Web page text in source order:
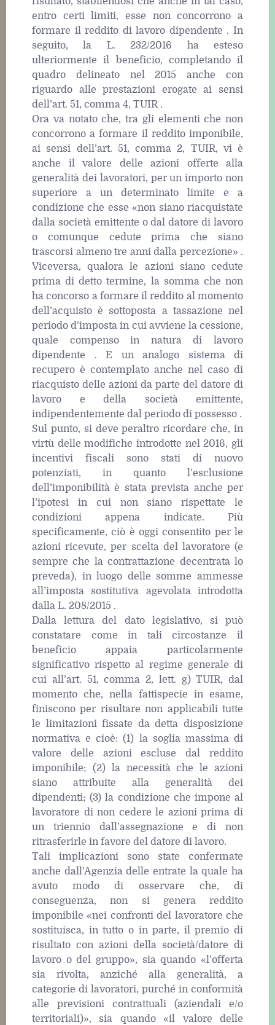
entro certi limiti, esse non concorrono a
formare il reddito di lavoro dipendente . In
seguito, la L. 232/2016 ha esteso
ulteriormente il beneficio, completando il
quadro delineato nel 2015 anche con
riguardo alle prestazioni erogate ai sensi
dell’art. 51, comma 4, TUIR .
Ora va notato che, tra gli elementi che non
concorrono a formare il reddito imponibile,
ai sensi dell’art. 51, comma 2, TUIR, vi è
anche il valore delle azioni offerte alla
generalità dei lavoratori, per un importo non
superiore a un determinato limite e a
condizione che esse «non siano riacquistate
dalla società emittente o dal datore di lavoro
o comunque cedute prima che siano
trascorsi almeno tre anni dalla percezione» .
Viceversa, qualora le azioni siano cedute
prima di detto termine, la somma che non
ha concorso a formare il reddito al momento
dell’acquisto è sottoposta a tassazione nel
periodo d’imposta in cui avviene la cessione,
quale compenso in natura di lavoro
dipendente . E un analogo sistema di
recupero è contemplato anche nel caso di
riacquisto delle azioni da parte del datore di
lavoro e della società emittente,
indipendentemente dal periodo di possesso .
Sul punto, si deve peraltro ricordare che, in
virtù delle modifiche introdotte nel 2016, gli
incentivi fiscali sono stati di nuovo
potenziati, in quanto l’esclusione
dell’imponibilità è stata prevista anche per
l’ipotesi in cui non siano rispettate le
condizioni appena indicate. Più
specificamente, ciò è oggi consentito per le
azioni ricevute, per scelta del lavoratore (e
sempre che la contrattazione decentrata lo
preveda), in luogo delle somme ammesse
all’imposta sostitutiva agevolata introdotta
dalla L. 208/2015 .
Dalla lettura del dato legislativo, si può
constatare come in tali circostanze il
beneficio appaia particolarmente
significativo rispetto al regime generale di
cui all’art. 51, comma 2, lett. g) TUIR, dal
momento che, nella fattispecie in esame,
finiscono per risultare non applicabili tutte
le limitazioni fissate da detta disposizione
normativa e cioè: (1) la soglia massima di
valore delle azioni escluse dal reddito
imponibile; (2) la necessità che le azioni
siano attribuite alla generalità dei
dipendenti; (3) la condizione che impone al
lavoratore di non cedere le azioni prima di
un triennio dall’assegnazione e di non
ritrasferirle in favore del datore di lavoro.
Tali implicazioni sono state confermate
anche dall’Agenzia delle entrate la quale ha
avuto modo di osservare che, di
conseguenza, non si genera reddito
imponibile «nei confronti del lavoratore che
sostituisca, in tutto o in parte, il premio di
risultato con azioni della società/datore di
lavoro o del gruppo», sia quando «l’offerta
sia rivolta, anziché alla generalità, a
categorie di lavoratori, purché in conformità
alle previsioni contrattuali (aziendali e/o
territoriali)», sia quando «il valore delle